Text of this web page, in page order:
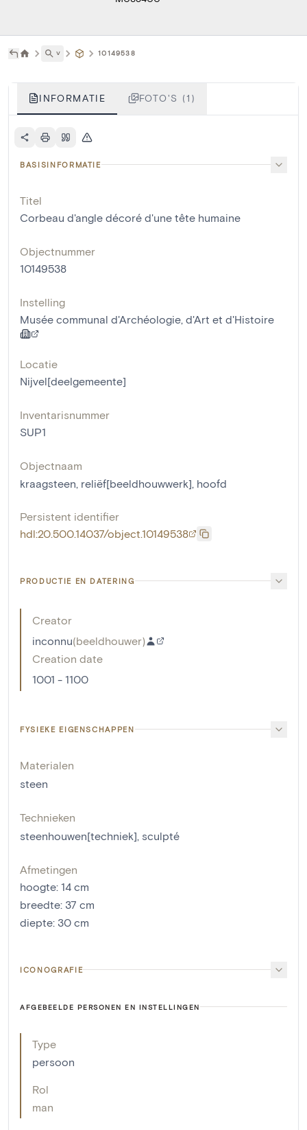
˅ 10149538
INFORMATIE FOTO'S (1)
BASISINFORMATIE
Titel
Corbeau d'angle décoré d'une tête humaine
Objectnummer
10149538
Instelling
Musée communal d'Archéologie, d'Art et d'Histoire
Locatie
Nijvel[deelgemeente]
Inventarisnummer
SUP1
Objectnaam
kraagsteen reliëf[beeldhouwwerk] hoofd
Persistent identifier
hdl:20.500.14037/object.10149538
PRODUCTIE EN DATERING
Creator
inconnu(beeldhouwer)
Creation date
1001 - 1100
FYSIEKE EIGENSCHAPPEN
Materialen
steen
Technieken
steenhouwen[techniek] sculpté
Afmetingen
hoogte: 14 cm
breedte: 37 cm
diepte: 30 cm
ICONOGRAFIE
AFGEBEELDE PERSONEN EN INSTELLINGEN
Type
persoon
Rol
man